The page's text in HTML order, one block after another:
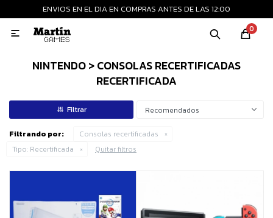
ENVIOS EN EL DIA EN COMPRAS ANTES DE LAS 12:00
0

NINTENDO > CONSOLAS RECERTIFICADAS
RECERTIFICADA
Recomendados
Filtrando por:
Consolas recertificadas
Tipo: Recertificada Quitar filtros
MI CUENTA
Consolas nuevas